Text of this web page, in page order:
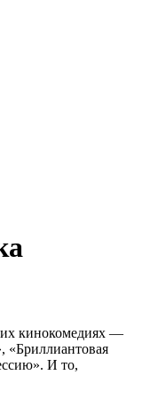
кинокомедиях —
«Бриллиантовая
И то,